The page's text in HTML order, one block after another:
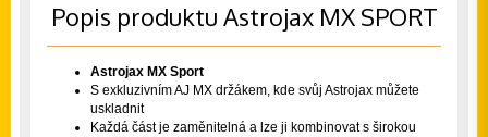
Popis produktu Astrojax MX SPORT
Astrojax MX Sport
S exkluzivním AJ MX držákem, kde svůj Astrojax můžete
uskladnit
Každá část je zaměnitelná a lze ji kombinovat s širokou